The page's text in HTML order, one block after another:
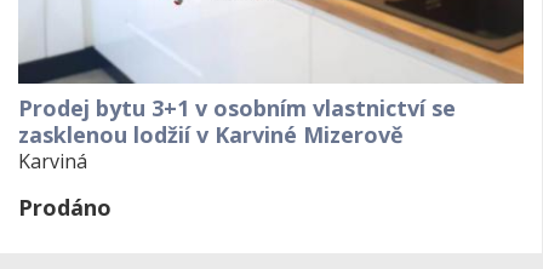
Prodej bytu 3+1 v osobním vlastnictví se
zasklenou lodžií v Karviné Mizerově
Karviná
Prodáno